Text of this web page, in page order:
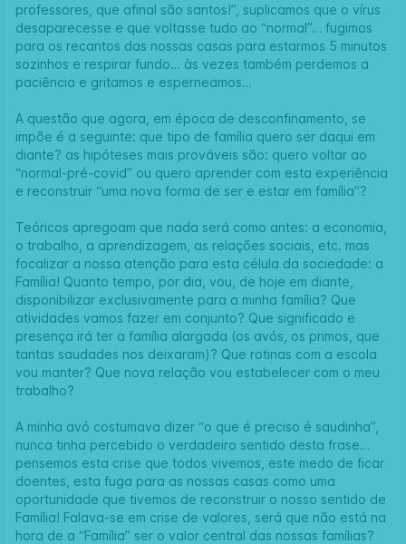
professores, que afinal são santos!”, suplicamos que o vírus
desaparecesse e que voltasse tudo ao “normal”… fugimos
para os recantos das nossas casas para estarmos 5 minutos
sozinhos e respirar fundo… às vezes também perdemos a
paciência e gritamos e esperneamos…
A questão que agora, em época de desconfinamento, se
impõe é a seguinte: que tipo de família quero ser daqui em
diante? as hipóteses mais prováveis são: quero voltar ao
“normal-pré-covid” ou quero aprender com esta experiência
e reconstruir “uma nova forma de ser e estar em família”?
Teóricos apregoam que nada será como antes: a economia,
o trabalho, a aprendizagem, as relações sociais, etc. mas
focalizar a nossa atenção para esta célula da sociedade: a
Família! Quanto tempo, por dia, vou, de hoje em diante,
disponibilizar exclusivamente para a minha família? Que
atividades vamos fazer em conjunto? Que significado e
presença irá ter a família alargada (os avós, os primos, que
tantas saudades nos deixaram)? Que rotinas com a escola
vou manter? Que nova relação vou estabelecer com o meu
trabalho?
A minha avó costumava dizer “o que é preciso é saudinha”,
nunca tinha percebido o verdadeiro sentido desta frase…
pensemos esta crise que todos vivemos, este medo de ficar
doentes, esta fuga para as nossas casas como uma
oportunidade que tivemos de reconstruir o nosso sentido de
Família! Falava-se em crise de valores, será que não está na
hora de a “Família” ser o valor central das nossas famílias?